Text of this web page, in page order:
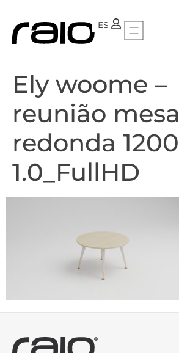
ES
PT
Ely woome –
reunião mesa
redonda 1200
1.0_FullHD